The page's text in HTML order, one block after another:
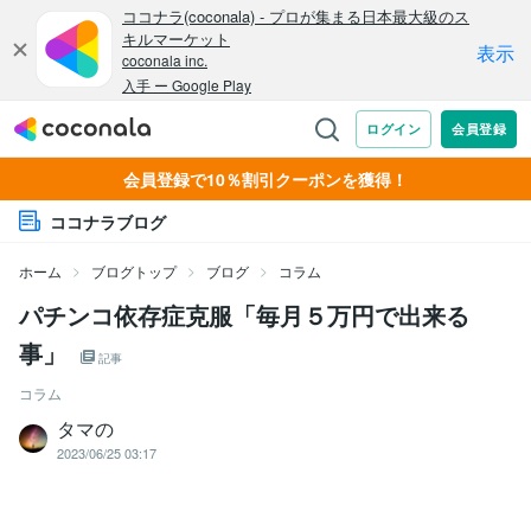
会員登録で10％割引クーポンを獲得！
ココナラブログ
ホーム ブログトップ ブログ コラム
パチンコ依存症克服「毎月５万円で出来る
事」
記事
コラム
タマの
2023/06/25 03:17